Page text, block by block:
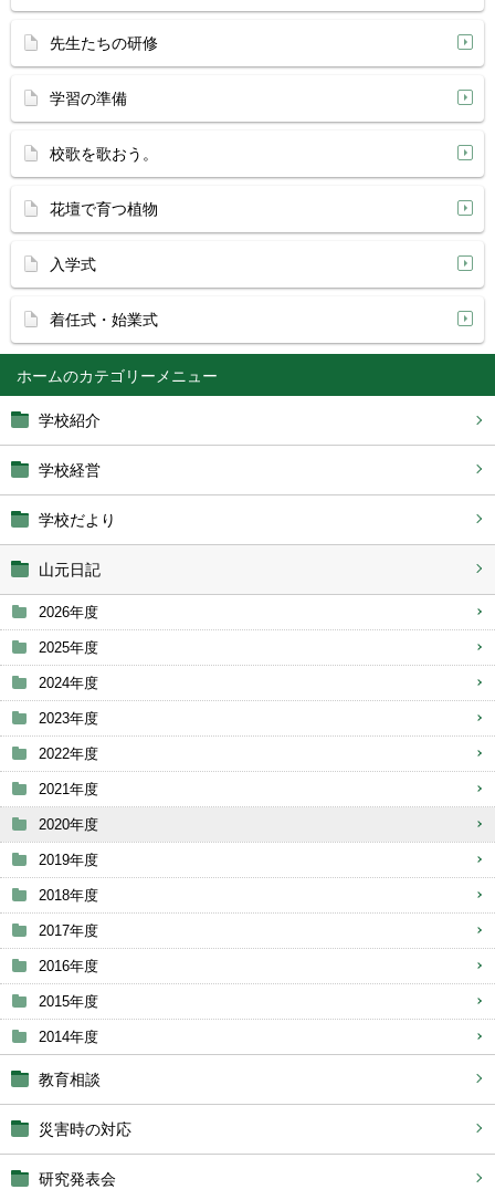
ホーム
学校紹介
学校経営
学校だより
山元日記
2026年度
2025年度
2024年度
2023年度
2022年度
2021年度
2020年度
2019年度
2018年度
2017年度
2016年度
2015年度
2014年度
教育相談
災害時の対応
研究発表会
先生たちの研修
学習の準備
校歌を歌おう。
花壇で育つ植物
入学式
着任式・始業式